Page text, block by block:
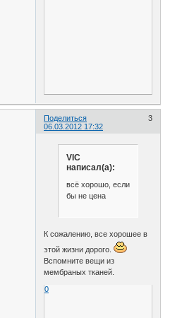
Поделиться
3
06.03.2012 17:32
VIC
написал(а):
всё хорошо, если
бы не цена
К сожалению, все хорошее в
этой жизни дорого.
Вспомните вещи из
мембраных тканей.
0